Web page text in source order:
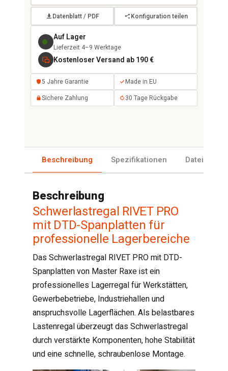
Datenblatt / PDF Konfiguration teilen
Auf Lager
Lieferzeit 4–9 Werktage
Kostenloser Versand ab 190 €
5 Jahre Garantie
Made in EU
Sichere Zahlung
30 Tage Rückgabe
Beschreibung Spezifikationen Dateien
Beschreibung
Schwerlastregal RIVET PRO
mit DTD-Spanplatten für
professionelle Lagerbereiche
Das Schwerlastregal RIVET PRO mit DTD-
Spanplatten von Master Raxe ist ein
professionelles Lagerregal für Werkstätten,
Gewerbebetriebe, Industriehallen und
anspruchsvolle Lagerflächen. Als belastbares
Lastenregal überzeugt das Schwerlastregal
durch verstärkte Komponenten, hohe Stabilität
und eine schnelle, schraubenlose Montage.